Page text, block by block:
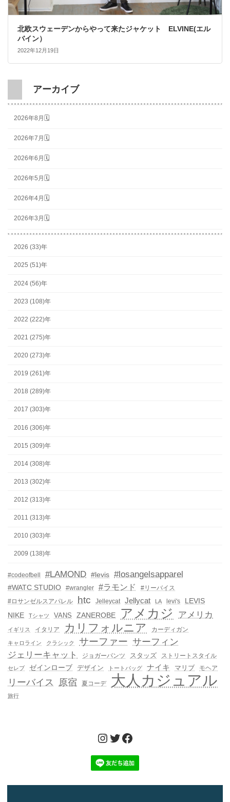
北欧スウェーデンからやって来たジャケット ELVINE(エル
バイン）
2022年12月19日
アーカイブ
2026年8月🗓
2026年7月🗓
2026年6月🗓
2026年5月🗓
2026年4月🗓
2026年3月🗓
2026 (33)年
2025 (51)年
2024 (56)年
2023 (108)年
2022 (222)年
2021 (275)年
2020 (273)年
2019 (261)年
2018 (289)年
2017 (303)年
2016 (306)年
2015 (309)年
2014 (308)年
2013 (302)年
2012 (313)年
2011 (313)年
2010 (303)年
2009 (138)年
#codeofbell #LAMOND #levis #losangelsapparel
#WATC STUDIO #wrangler #ラモンド
#リーバイス
#ロサンゼルスアパレル
htc Jelleycat Jellycat LA levi's
LEVIS
NIKE
Tシャツ VANS ZANEROBE アメカジ アメリカ
イギリス イタリア カリフォルニア カーディガン
キャロライン クラシック サーファー サーフィン
ジェリーキャット
ジョガーパンツ スタッズ ストリートスタイル
セレブ ゼインローブ デザイン トートバッグ ナイキ マリブ モヘア
リーバイス 原宿 夏コーデ 大人カジュアル
旅行
Instagram
Twitter
Facebook